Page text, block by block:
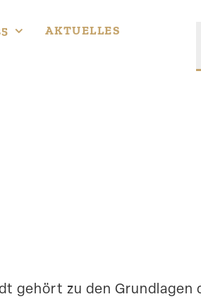
AKTUELLES
gehört zu den Grund­lagen